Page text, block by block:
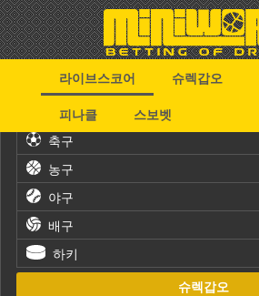
라이브스코어 슈렉갑오
피나클
스보벳
축구
농구
야구
배구
하키
슈렉갑오